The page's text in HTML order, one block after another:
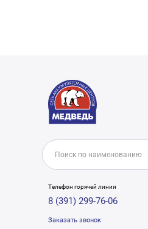
Телефон горячей линии
8 (391) 299-76-06
Заказать звонок